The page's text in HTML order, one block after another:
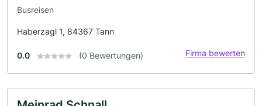
Busreisen
Haberzagl 1, 84367 Tann
0.0 (0 Bewertungen) Firma bewerten